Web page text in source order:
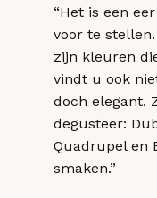
“Het is een
voor te
zijn kleuren
vindt u ook
doch elegant.
degusteer:
Quadrupel en
smaken.”